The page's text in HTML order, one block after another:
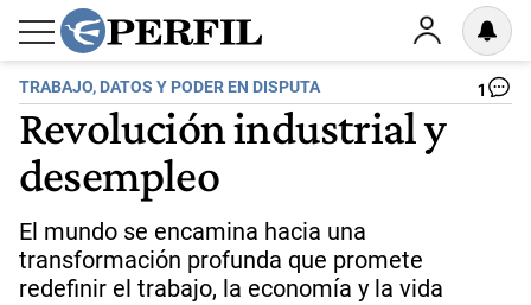
TRABAJO, DATOS Y PODER EN DISPUTA 1
Revolución industrial y
desempleo
El mundo se encamina hacia una
transformación profunda que promete
redefinir el trabajo, la economía y la vida